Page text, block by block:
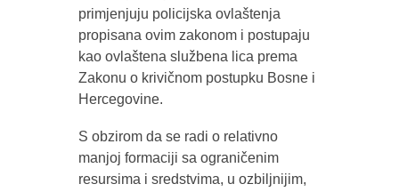
primjenjuju policijska ovlaštenja
propisana ovim zakonom i postupaju
kao ovlaštena službena lica prema
Zakonu o krivičnom postupku Bosne i
Hercegovine.
S obzirom da se radi o relativno
manjoj formaciji sa ograničenim
resursima i sredstvima, u ozbiljnijim,